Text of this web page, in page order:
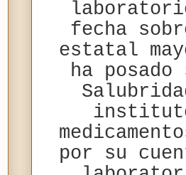
fecha
estatal
ha
por su